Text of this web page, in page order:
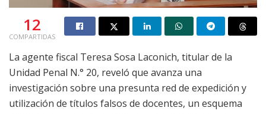
12
COMPARTIDAS
La agente fiscal Teresa Sosa Laconich, titular de la
Unidad Penal N.° 20, reveló que avanza una
investigación sobre una presunta red de expedición y
utilización de títulos falsos de docentes, un esquema